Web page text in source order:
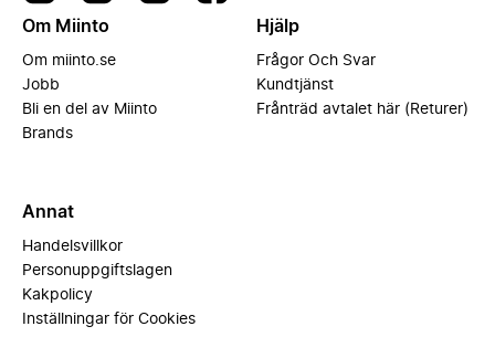
Om Miinto
Om miinto.se
Jobb
Bli en del av Miinto
Brands
Hjälp
Frågor Och Svar
Kundtjänst
Frånträd avtalet här (Returer)
Annat
Handelsvillkor
Personuppgiftslagen
Kakpolicy
Inställningar för Cookies